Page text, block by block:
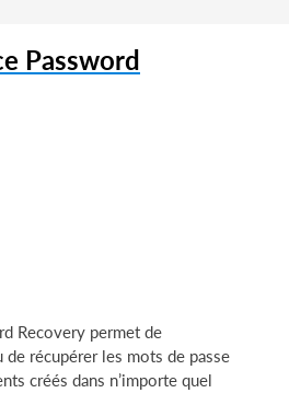
Password
Recovery permet de
récupérer les mots de passe
créés dans n’importe quel